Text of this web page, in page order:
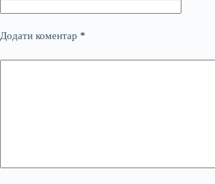
Додати коментар *